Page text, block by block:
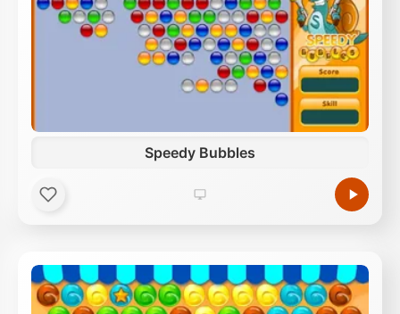
Speedy Bubbles